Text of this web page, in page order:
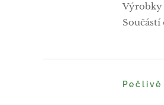
Výrobky